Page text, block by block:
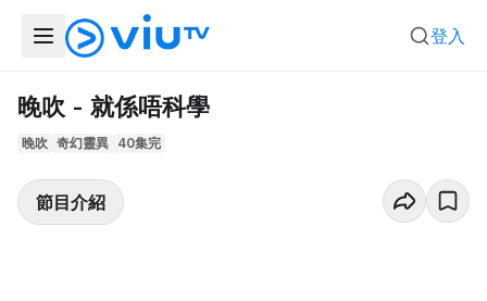
登入
晚吹 - 就係唔科學
晚吹 奇幻靈異 40集完
節目介紹